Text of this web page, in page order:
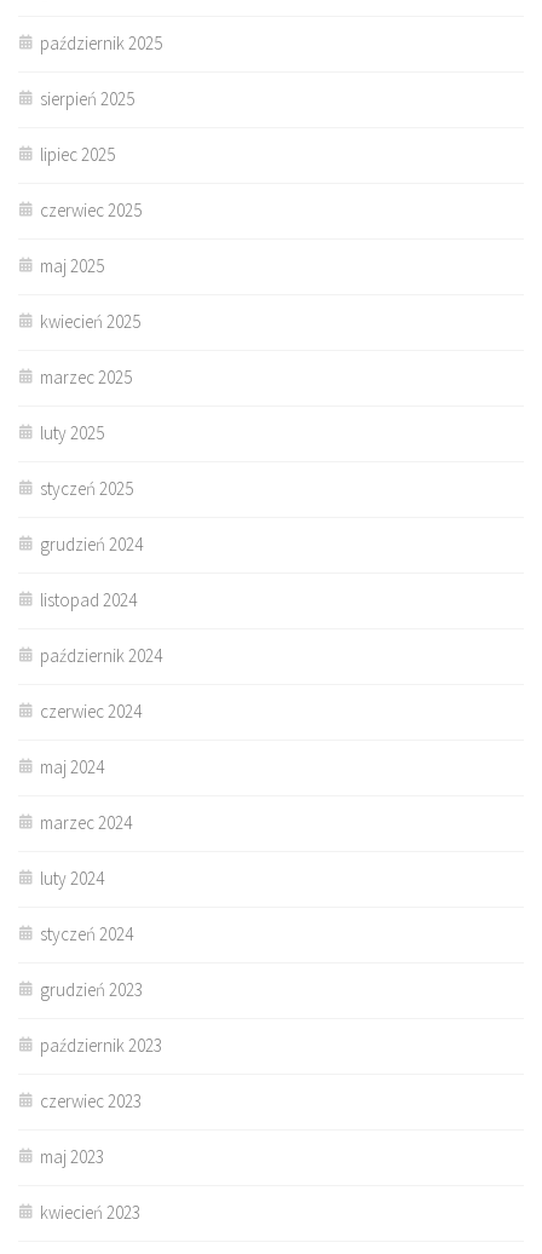
październik 2025
sierpień 2025
lipiec 2025
czerwiec 2025
maj 2025
kwiecień 2025
marzec 2025
luty 2025
styczeń 2025
grudzień 2024
listopad 2024
październik 2024
czerwiec 2024
maj 2024
marzec 2024
luty 2024
styczeń 2024
grudzień 2023
październik 2023
czerwiec 2023
maj 2023
kwiecień 2023